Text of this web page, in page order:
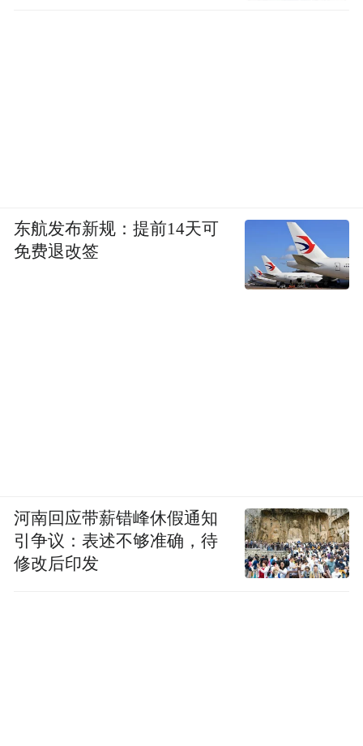
东航发布新规：提前14天可
免费退改签
河南回应带薪错峰休假通知
引争议：表述不够准确，待
修改后印发